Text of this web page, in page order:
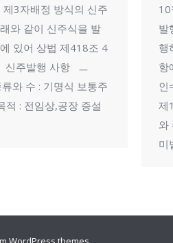
3자배정 방식의 신주
와 같이 신주식을 발
있어 상법 제418조 4
신주발행 사항 ㅡ
와 수 : 기명식 보통주
적 : 전임상,공장 증설
발
행
항
인
제
와
미